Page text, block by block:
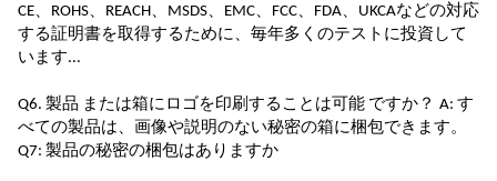
CE、ROHS、REACH、MSDS、EMC、FCC、FDA、UKCAなどの対応
する証明書を取得するために、毎年多くのテストに投資して
います...
Q6. 製品 または箱にロゴを印刷することは 可能 ですか？ A: す
べての製品は、画像や説明のない秘密の箱に梱包できます。
Q7: 製品の秘密の梱包はありますか